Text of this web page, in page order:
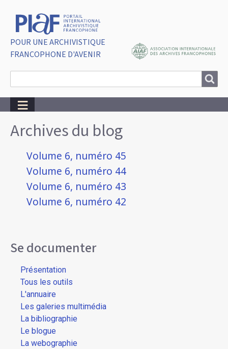
POUR UNE ARCHIVISTIQUE
FRANCOPHONE D'AVENIR
Breadcrumbs
Archives du blog
Volume 6, numéro 45
Volume 6, numéro 44
Volume 6, numéro 43
Volume 6, numéro 42
Se documenter
Présentation
Tous les outils
L'annuaire
Les galeries multimédia
La bibliographie
Le blogue
La webographie